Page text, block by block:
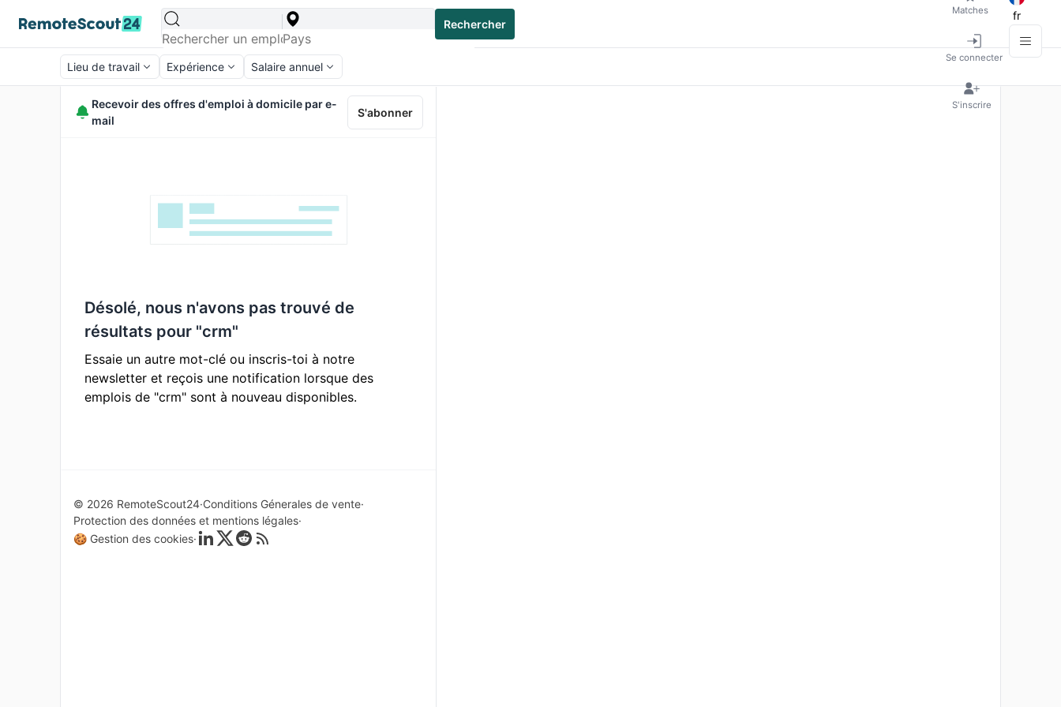
Rechercher
Matches
Se connecter
S'inscrire
fr
Lieu de travail Expérience Salaire annuel
Recevoir des offres d'emploi à domicile par e-
mail
S'abonner
Désolé, nous n'avons pas trouvé de
résultats pour "crm"
Essaie un autre mot-clé ou inscris-toi à notre
newsletter et reçois une notification lorsque des
emplois de "crm" sont à nouveau disponibles.
© 2026 RemoteScout24 Conditions Génerales de vente
Protection des données et mentions légales
🍪 Gestion des cookies